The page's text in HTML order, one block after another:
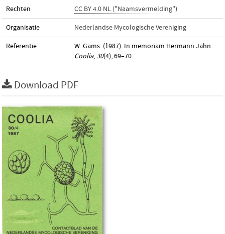
Rechten CC BY 4.0 NL ("Naamsvermelding")
Organisatie Nederlandse Mycologische Vereniging
Referentie
W. Gams. (1987). In memoriam Hermann Jahn.
Coolia, 30(4), 69–70.
Download PDF